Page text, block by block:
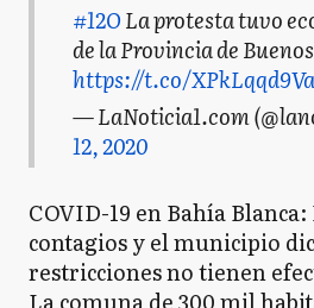
#12OLa protesta tuvo
de la Provincia de
https://t.co/XPkLqqd9Va
— LaNoticia1.com
12, 2020
COVID-19 en Bahía
contagios y el municipio
restricciones no tienen